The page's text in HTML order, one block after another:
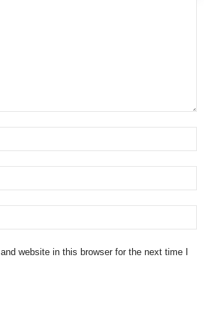
website in this browser for the next time I